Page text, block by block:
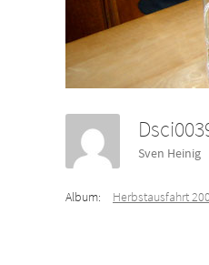
Sven Heinig
Album: Herbstausfahrt